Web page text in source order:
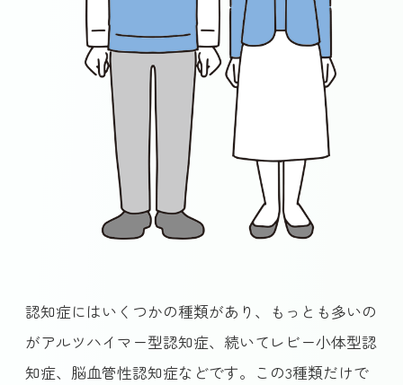
認知症にはいくつかの種類があり、もっとも多いの
がアルツハイマー型認知症、続いてレビー小体型認
知症、脳血管性認知症などです。この3種類だけで